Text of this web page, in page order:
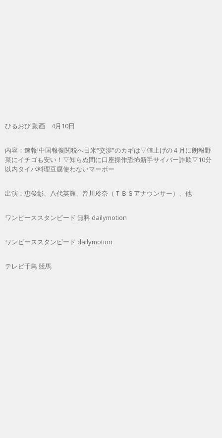
ひるおび 動画 4月10日
内容：速報!中国報復関税へ日米“交渉”のカギは▽値上げの４月に朗報野
菜にイチゴも安い！▽知らぬ間に口座操作恐怖新手サイバー詐欺▽10分
以内タイパ料理豆腐使わないマーボー
出演：恵俊彰、八代英輝、皆川玲奈（ＴＢＳアナウンサー）、他
ワンピーススタンピード 無料 dailymotion
ワンピーススタンピード dailymotion
テレビ千鳥 競馬